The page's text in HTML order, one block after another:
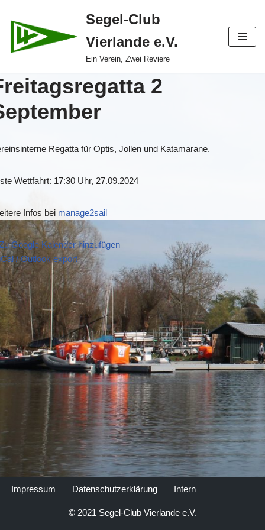
Zum
Inhalt
Segel-Club
Vierlande e.V.
Ein Verein, Zwei Reviere
2
Regatta für Optis, Jollen und Katamarane.
Wettfahrt: 17:30 Uhr, 27.09.2024
Infos bei manage2sail
Google Kalender hinzufügen
/ Outlook export
Impressum Datenschutzerklärung Intern
© 2021 Segel-Club Vierlande e.V.